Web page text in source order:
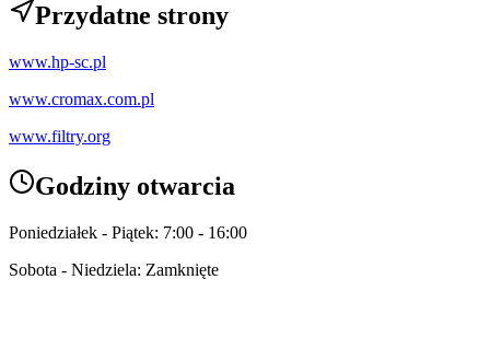
Przydatne strony
www.hp-sc.pl
www.cromax.com.pl
www.filtry.org
Godziny otwarcia
Poniedziałek - Piątek: 7:00 - 16:00
Sobota - Niedziela: Zamknięte